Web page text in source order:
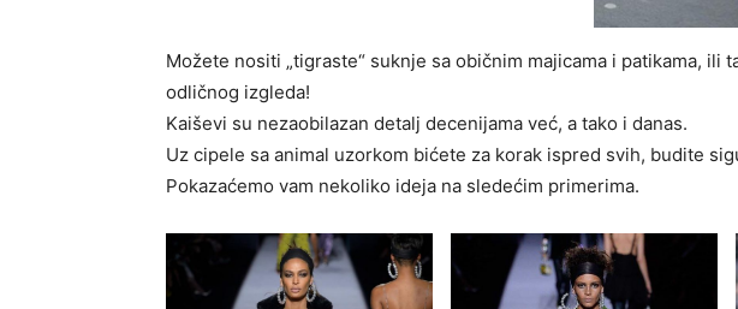
Možete nositi „tigraste“ suknje sa običnim majicama i patikama, ili
odličnog izgleda!
Kaiševi su nezaobilazan detalj decenijama već, a tako i danas.
Uz cipele sa animal uzorkom bićete za korak ispred svih, budite
Pokazaćemo vam nekoliko ideja na sledećim primerima.